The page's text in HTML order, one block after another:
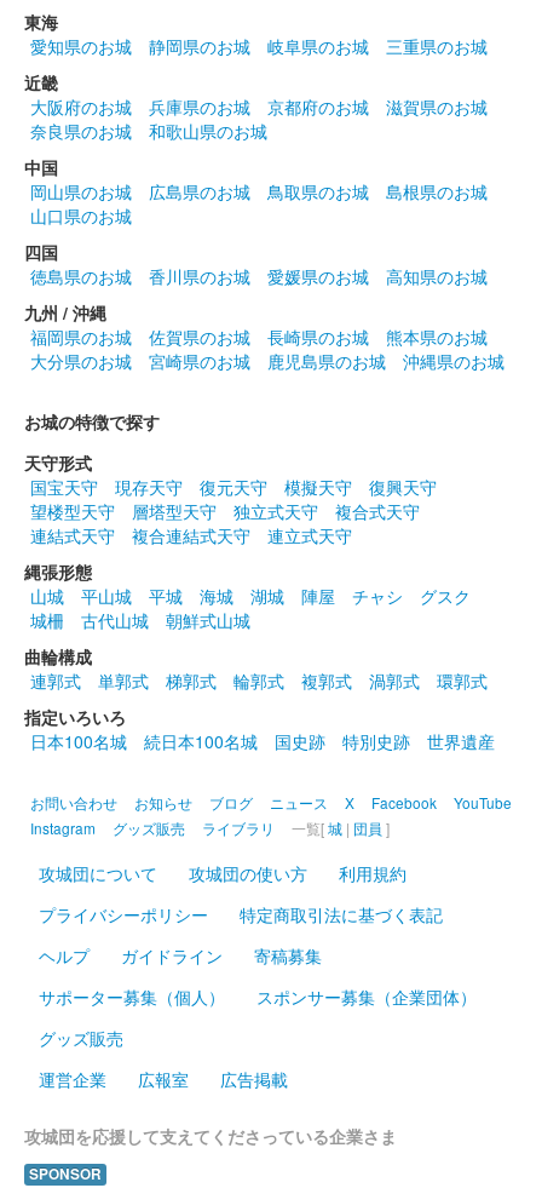
安中城 御城印
100枚限定
安中城 御城印 群馬戦国御城印サミット限定版
販売終了
100枚限定
安中城 御城印 井伊家秋限定版
安中城 御城印 武田氏秋限定版
安中城 御城印
200枚限定
安中城 御城印
井伊家バージョンの御城印。
安中城 御城印 井伊家版 特別印
井伊家バージョンの御城印。赤色の特別印には井伊直勝は赤鬼の
異名、井伊直政の嫡男であることから”鬼”の文言が入っている。
安中城 御城印
武田家版
武田家バージョンの御城印。
安中城 御城印
武田家版 特別印
武田家バージョンの御城印。特別版は背景色に銀色を使用。
東海
愛知県のお城
静岡県のお城 岐阜県のお城
三重県のお城
近畿
大阪府のお城
兵庫県のお城 京都府のお城
滋賀県のお城
奈良県のお城
和歌山県のお城
中国
岡山県のお城
広島県のお城 鳥取県のお城
島根県のお城
山口県のお城
四国
徳島県のお城
香川県のお城 愛媛県のお城
高知県のお城
九州 / 沖縄
福岡県のお城
佐賀県のお城 長崎県のお城
熊本県のお城
大分県のお城
宮崎県のお城 鹿児島県のお城 沖縄県のお城
お城の特徴で探す
天守形式
国宝天守
現存天守 復元天守 模擬天守
復興天守
望楼型天守
層塔型天守 独立式天守
複合式天守
連結式天守
複合連結式天守
連立式天守
縄張形態
山城
平山城 平城 海城 湖城 陣屋 チャシ
グスク
城柵
古代山城
朝鮮式山城
曲輪構成
連郭式
単郭式 梯郭式 輪郭式 複郭式 渦郭式
環郭式
指定いろいろ
日本100名城
続日本100名城 国史跡 特別史跡 世界遺産
お問い合わせ お知らせ ブログ ニュース X Facebook
YouTube
Instagram
グッズ販売 ライブラリ 一覧[城 | 団員 ]
攻城団について 攻城団の使い方
利用規約
プライバシーポリシー
特定商取引法に基づく表記
ヘルプ
ガイドライン
寄稿募集
サポーター募集（個人）
スポンサー募集（企業団体）
グッズ販売
運営企業
広報室 広告掲載
攻城団を応援して支えてくださっている企業さま
SPONSOR